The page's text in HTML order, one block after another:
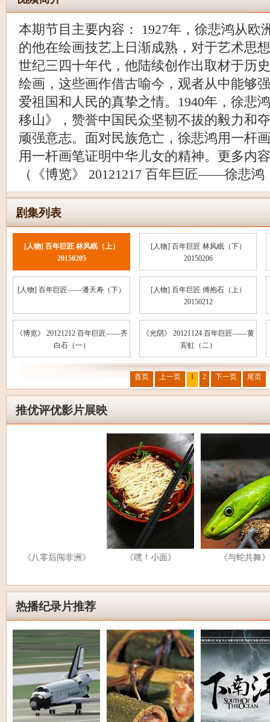
本期节目主要内容： 1927年，徐悲鸿从欧
的他在绘画技艺上日渐成熟，对于艺术思
世纪三四十年代，他陆续创作出取材于历
绘画，这些画作借古喻今，观者从中能够
爱祖国和人民的真挚之情。1940年，徐悲
移山》，赞誉中国民众坚韧不拔的毅力和
顽强意志。面对民族危亡，徐悲鸿用一杆
用一杆画笔证明中华儿女的精神。更多内
（《博览》 20121217 百年巨匠——徐悲鸿
剧集列表
[人物] 百年巨匠 林风眠（上）
20150205
[人物] 百年巨匠 林风眠（下）
20150206
[人物] 百年巨匠——潘天寿（下）
[人物] 百年巨匠 傅抱石（上）
20150212
《博览》 20121212 百年巨匠——齐
白石（一）
《光阴》 20121124 百年巨匠——黄
宾虹（二）
首页 上一页 1 2 下一页 尾页
推优评优影片展映
《八零后闯非洲》 《嘿！小面》 《与蛇共舞》
热播纪录片推荐